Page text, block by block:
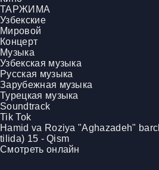
ТАРЖИМА
Узбекские
Мировой
Концерт
Mузыка
Узбекская музыка
Русская музыка
Зарубежная музыка
Турецкая музыка
Soundtrack
Tik Tok
Hamid va Roziya "Aghazadeh"
tilida) 15 - Qism
Смотреть онлайн